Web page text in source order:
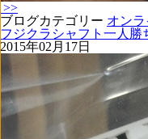
>>
ブログカテゴリー オン
フジクラシャフト一人勝
2015年02月17日